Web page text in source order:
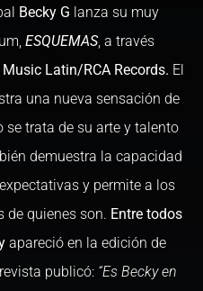
Becky G lanza su muy
ESQUEMAS, a través
Latin/RCA Records. El
una nueva sensación de
trata de su arte y talento
demuestra la capacidad
y permite a los
de quienes son. Entre todos
apareció en la edición de
publicó: “Es Becky en